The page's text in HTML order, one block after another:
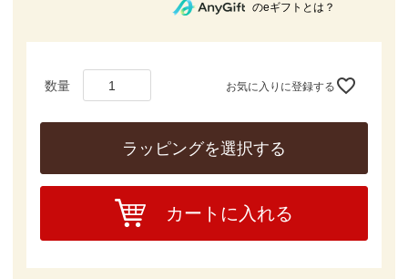
のeギフトとは？
お気に入りに登録する
ラッピングを選択する
カートに入れる